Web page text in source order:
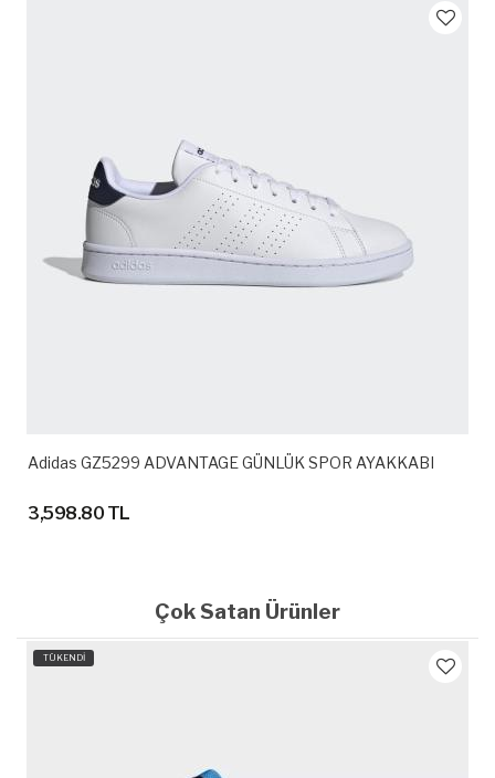
Adidas GZ5299 ADVANTAGE GÜNLÜK SPOR AYAKKABI
3,598.80 TL
Çok Satan Ürünler
TÜKENDİ